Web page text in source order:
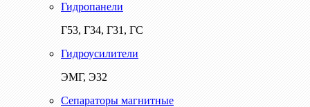
Гидропанели
Г53, Г34, Г31, ГС
Гидроусилители
ЭМГ, Э32
Сепараторы магнитные